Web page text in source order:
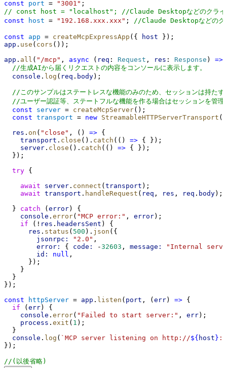
const port = "3001" ;
// const host = "localhost"; //Claude Desktopなどのクライアン
const
host = "192.168.xxx.xxx" ; //Claude Desktopなどのクラ
const app = createMcpExpressApp ({ host });
app . use ( cors ());
app . all ( "/mcp" , async ( req : Request , res : Response ) =>
//生成AIから届くリクエストの内容をコンソールに表示します。
console . log ( req . body);
//このサンプルはステートレスな機能のみのため、セッションは持たず
//ユーザー認証等、ステートフルな機能を作る場合はセッションを管理
const
server = createMcpServer();
const transport = new StreamableHTTPServerTransport
res . on ( "close" , () => {
transport . close (). catch (() => { });
server . close (). catch (() => { });
  });
try {
await
server . connect (transport );
await transport . handleRequest ( req , res , req . body);
  }
catch (error) {
console . error( "MCP error:" , error);
if (! res . headersSent ) {
res . status ( 500 ). json ({
jsonrpc:
"2.0" ,
error:
{ code: -32603 , message:
"Internal
id:
null ,
      });
    }
  }
});
const
httpServer = app . listen ( port , (err) => {
if (err) {
console . error( "Failed to start server:" , err);
process . exit ( 1 );
  }
console . log ( `MCP server listening on http://${ host} :
});
//(以後省略)